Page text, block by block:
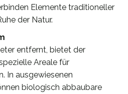
Elemente traditioneller
der Natur.
entfernt, bietet der
Areale für
In ausgewiesenen
biologisch abbaubare